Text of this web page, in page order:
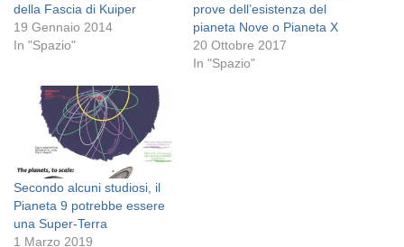
della Fascia di Kuiper
19 Gennaio 2014
In "Spazio"
prove dell’esistenza del
pianeta Nove o Pianeta X
20 Ottobre 2017
In "Spazio"
Secondo alcuni studiosi, il
Pianeta 9 potrebbe essere
una Super-Terra
1 Marzo 2019